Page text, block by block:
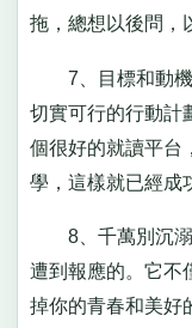
拖，總想以後問，
7、目標和動機
切實可行的行動計
個很好的就讀平台
學，這樣就已經成
8、千萬別沉溺
遭到報應的。它不
掉你的青春和美好